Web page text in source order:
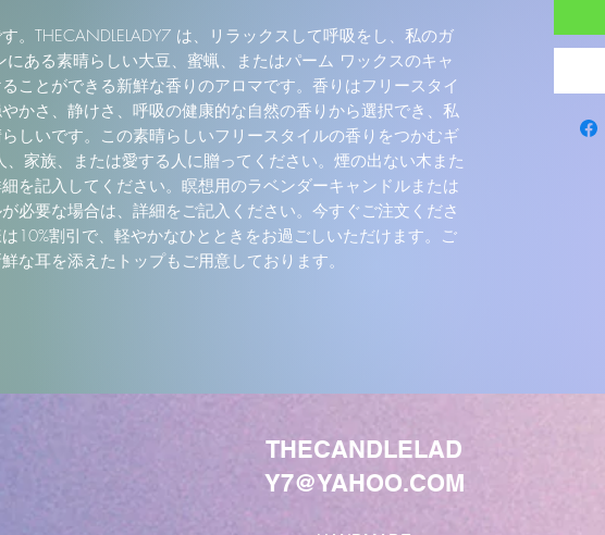
。THECANDLELADY7 は、リラックスして呼吸をし、私のガ
にある素晴らしい大豆、蜜蝋、またはパーム ワックスのキャ
ことができる新鮮な香りのアロマです。香りはフリースタイ
かさ、静けさ、呼吸の健康的な自然の香りから選択でき、私
しいです。この素晴らしいフリースタイルの香りをつかむギ
、家族、または愛する人に贈ってください。煙の出ない木また
を記入してください。瞑想用のラベンダーキャンドルまたは
必要な場合は、詳細をご記入ください。今すぐご注文くださ
10%割引で、軽やかなひとときをお過ごしいただけます。ご
な耳を添えたトップもご用意しております。
THECANDLELAD
Y7@YAHOO.COM